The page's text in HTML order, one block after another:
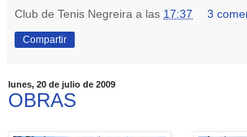
Club de Tenis Negreira a las 17:37 3
Compartir
lunes, 20 de julio de 2009
OBRAS